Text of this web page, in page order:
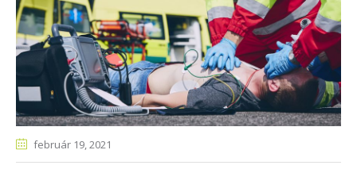
február 19, 2021